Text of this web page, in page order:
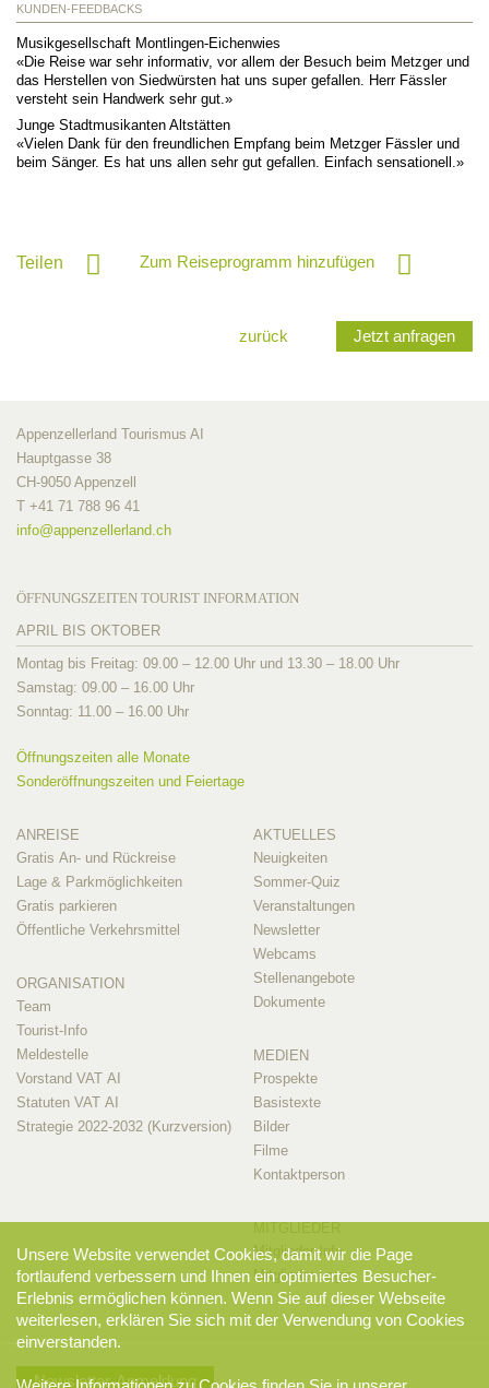
KUNDEN-FEEDBACKS
Musikgesellschaft Montlingen-Eichenwies
«Die Reise war sehr informativ, vor allem der Besuch beim Metzger und
das Herstellen von Siedwürsten hat uns super gefallen. Herr Fässler
versteht sein Handwerk sehr gut.»
Junge Stadtmusikanten Altstätten
«Vielen Dank für den freundlichen Empfang beim Metzger Fässler und
beim Sänger. Es hat uns allen sehr gut gefallen. Einfach sensationell.»
Teilen Zum Reiseprogramm hinzufügen
zurück Jetzt anfragen
Appenzellerland Tourismus AI
Hauptgasse 38
CH-9050 Appenzell
T +41 71 788 96 41
info@appenzellerland.ch
ÖFFNUNGSZEITEN TOURIST INFORMATION
APRIL BIS OKTOBER
Montag bis Freitag: 09.00 – 12.00 Uhr und 13.30 – 18.00 Uhr
Samstag: 09.00 – 16.00 Uhr
Sonntag: 11.00 – 16.00 Uhr
Öffnungszeiten alle Monate
Sonderöffnungszeiten und Feiertage
ANREISE
Gratis An- und Rückreise
Lage & Parkmöglichkeiten
Gratis parkieren
Öffentliche Verkehrsmittel
ORGANISATION
Team
Tourist-Info
Meldestelle
Vorstand VAT AI
Statuten VAT AI
Strategie 2022-2032 (Kurzversion)
AKTUELLES
Neuigkeiten
Sommer-Quiz
Veranstaltungen
Newsletter
Webcams
Stellenangebote
Dokumente
MEDIEN
Prospekte
Basistexte
Bilder
Filme
Kontaktperson
Mitglieder-Info
Mitglieder-Login
Newsletter-Anmeldung
Unsere Website verwendet Cookies, damit wir die Page
fortlaufend verbessern und Ihnen ein optimiertes Besucher-
Erlebnis ermöglichen können. Wenn Sie auf dieser Webseite
weiterlesen, erklären Sie sich mit der Verwendung von Cookies
einverstanden.